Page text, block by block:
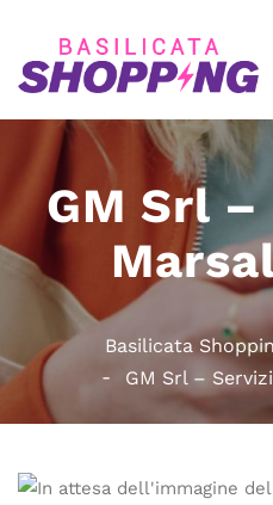
GM Srl
Basilicata
GM Srl –